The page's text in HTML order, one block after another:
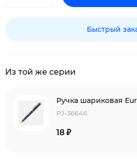
Быстрый
Из той же серии
Ручка шариковая
PJ-36646
18 ₽